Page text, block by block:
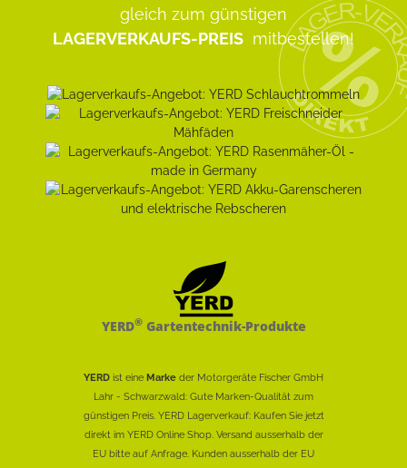
gleich zum günstigen
LAGERVERKAUFS-PREIS mitbestellen!
YERD®Gartentechnik-Produkte
YERD ist eine Marke der Motorgeräte Fischer GmbH
Lahr - Schwarzwald: Gute Marken-Qualität zum
günstigen Preis. YERD Lagerverkauf: Kaufen Sie jetzt
direkt im YERD Online Shop. Versand ausserhalb der
EU bitte auf Anfrage. Kunden ausserhalb der EU